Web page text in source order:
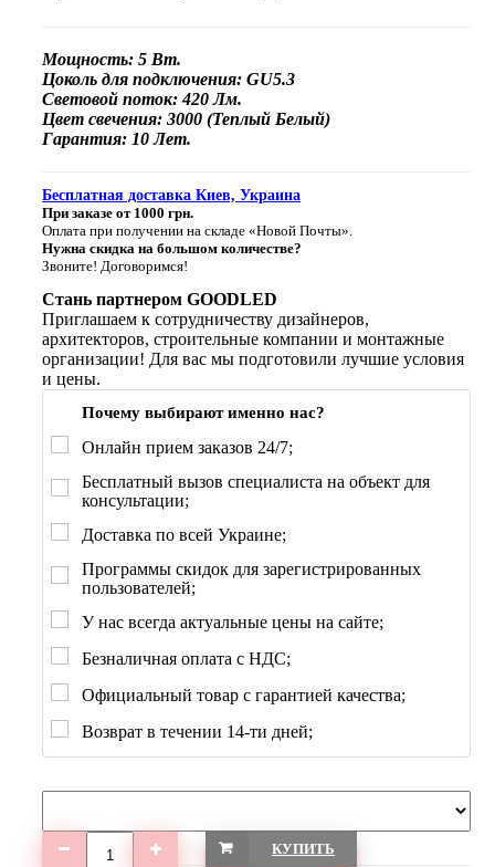
Мощность: 5 Вт.
Цоколь для подключения: GU5.3
Световой поток: 420 Лм.
Цвет свечения: 3000 (Теплый Белый)
Гарантия: 10 Лет.
Бесплатная доставка Киев, Украина
При заказе от 1000 грн.
Оплата при получении на складе «Новой Почты».
Нужна скидка на большом количестве?
Звоните! Договоримся!
Стань партнером GOODLED
Приглашаем к сотрудничеству дизайнеров,
архитекторов, строительные компании и монтажные
организации! Для вас мы подготовили лучшие условия
и цены.
Почему выбирают именно нас?
Онлайн прием заказов 24/7;
Бесплатный вызов специалиста на объект для
консультации;
Доставка по всей Украине;
Программы скидок для зарегистрированных
пользователей;
У нас всегда актуальные цены на сайте;
Безналичная оплата с НДС;
Официальный товар с гарантией качества;
Возврат в течении 14-ти дней;
КУПИТЬ